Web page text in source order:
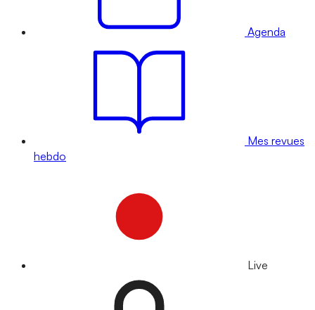
Agenda
Mes revues
hebdo
Live